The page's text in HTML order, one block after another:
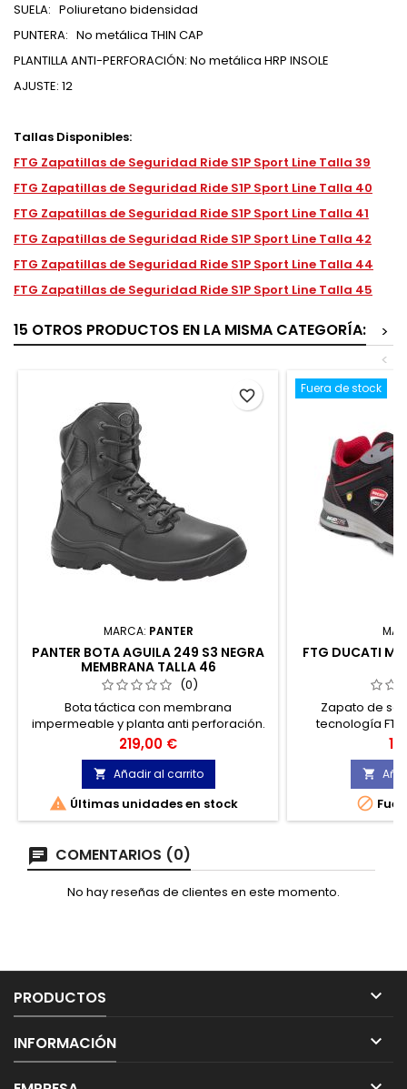
SUELA: Poliuretano bidensidad
PUNTERA: No metálica THIN CAP
PLANTILLA ANTI-PERFORACIÓN: No metálica HRP INSOLE
AJUSTE: 12
Tallas Disponibles:
FTG Zapatillas de Seguridad Ride S1P Sport Line Talla 39
FTG Zapatillas de Seguridad Ride S1P Sport Line Talla 40
FTG Zapatillas de Seguridad Ride S1P Sport Line Talla 41
FTG Zapatillas de Seguridad Ride S1P Sport Line Talla 42
FTG Zapatillas de Seguridad Ride S1P Sport Line Talla 44
FTG Zapatillas de Seguridad Ride S1P Sport Line Talla 45
15 OTROS PRODUCTOS EN LA MISMA CATEGORÍA:
>
<
MARCA: PANTER
PANTER BOTA AGUILA 249 S3 NEGRA
MEMBRANA TALLA 46
(0)
Bota táctica con membrana
impermeable y planta anti perforación.
Equilibrio térmico perfecto, apta para
cualquier tipo de clima. Indicada para
intervención, policías, vigilantes y
fuerzas de orden público.
Precio
219,00 €
 Añadir al carrito
 Últimas unidades en stock
favorite_border Fuera de stock
FTG DUCATI
Zapato de
tecnología


COMENTARIOS (0)
No hay reseñas de clientes en este momento.
PRODUCTOS 
INFORMACIÓN 